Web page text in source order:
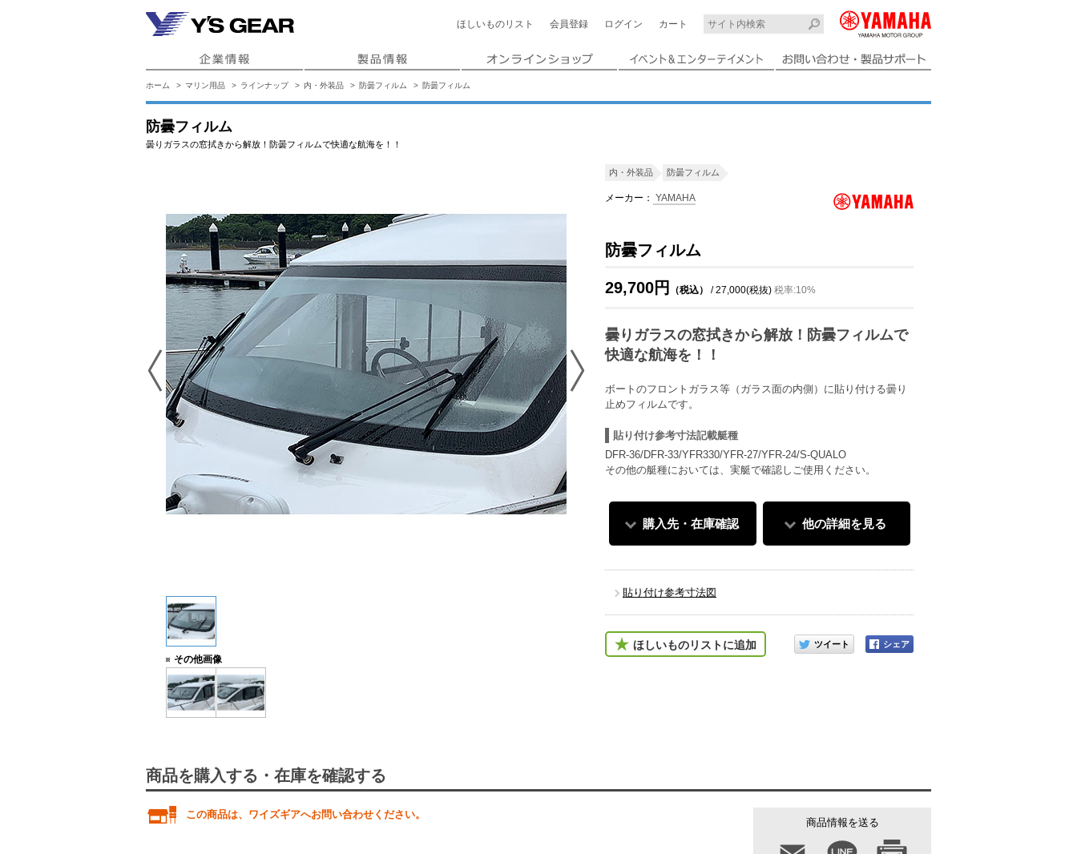
ほしいもの リスト 会員登録 ログイン カート
ホーム マリン用品 ラインナップ 内・外装品 防曇フィルム 防曇フィルム
防曇フィルム
曇りガラスの窓拭きから解放！防曇フィルムで快適な航海を！！
内・外装品 防曇フィルム
メーカー： YAMAHA
防曇フィルム
29,700円 （税込） / 27,000(税抜) 税率:10%
曇りガラスの窓拭きから解放！防曇フィルムで
快適な航海を！！
ボートのフロントガラス等（ガラス面の内側）に貼り付ける曇り
止めフィルムです。
貼り付け参考寸法記載艇種
DFR-36/DFR-33/YFR330/YFR-27/YFR-24/S-QUALO
その他の艇種においては、実艇で確認しご使用ください。
購入先・在庫確認 他の詳細を見る
貼り付け参考寸法図
ほしいものリストに追加
このアイテムをシェアする
その他画像
商品を購入する・在庫を確認する
商品情報を送る
この商品は、ワイズギアへお問い合わせください。